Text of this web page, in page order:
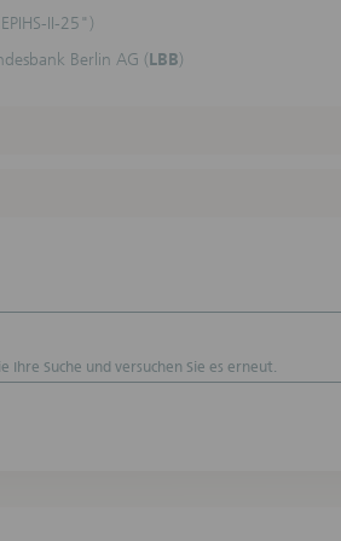
anlagegerechte Beratung sowie keine
und der darin enthaltenen
II-25")
Berlin AG (LBB)
Suche und versuchen Sie es erneut.